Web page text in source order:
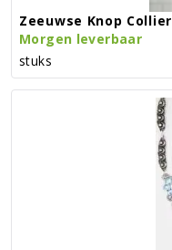
Zeeuwse Knop Collier
Morgen leverbaar
stuks